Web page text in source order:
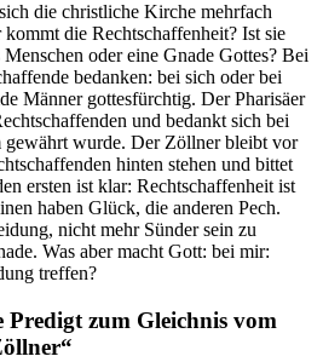
die christliche Kirche mehrfach
kommt die Rechtschaffenheit? Ist sie
oder eine Gnade Gottes? Bei
bedanken: bei sich oder bei
Männer gottesfürchtig. Der Pharisäer
und bedankt sich bei
wurde. Der Zöllner bleibt vor
hinten stehen und bittet
ersten ist klar: Rechtschaffenheit ist
haben Glück, die anderen Pech.
nicht mehr Sünder sein zu
Was aber macht Gott: bei mir:
treffen?
Predigt zum Gleichnis vom
“